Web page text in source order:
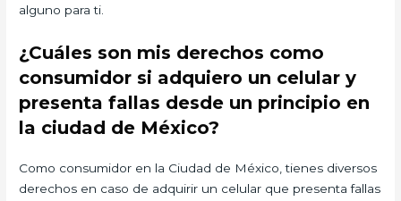
alguno para ti.
¿Cuáles son mis derechos como
consumidor si adquiero un celular y
presenta fallas desde un principio en
la ciudad de México?
Como consumidor en la Ciudad de México, tienes diversos
derechos en caso de adquirir un celular que presenta fallas